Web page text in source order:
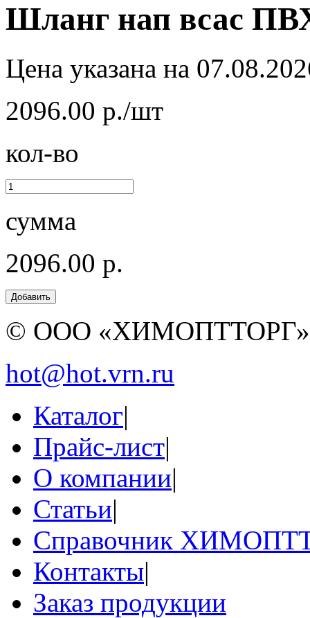
Шланг нап всас
Цена указана на
2096.00 р./шт
кол-во
сумма
2096.00 р.
© ООО
hot@hot.vrn.ru
Каталог|
Прайс-лист|
О компании|
Статьи|
Справочник
Контакты|
Заказ продукции